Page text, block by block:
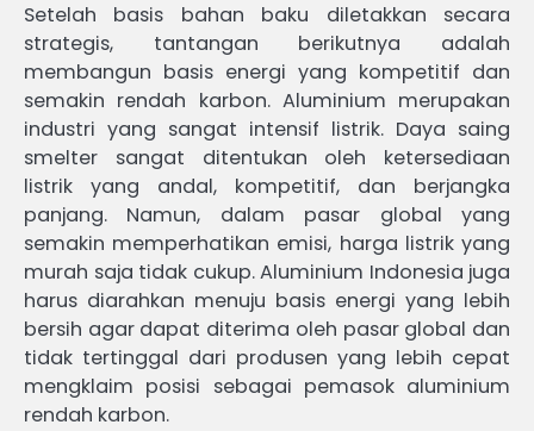
Setelah basis bahan baku diletakkan secara
strategis, tantangan berikutnya adalah
membangun basis energi yang kompetitif dan
semakin rendah karbon. Aluminium merupakan
industri yang sangat intensif listrik. Daya saing
smelter sangat ditentukan oleh ketersediaan
listrik yang andal, kompetitif, dan berjangka
panjang. Namun, dalam pasar global yang
semakin memperhatikan emisi, harga listrik yang
murah saja tidak cukup. Aluminium Indonesia juga
harus diarahkan menuju basis energi yang lebih
bersih agar dapat diterima oleh pasar global dan
tidak tertinggal dari produsen yang lebih cepat
mengklaim posisi sebagai pemasok aluminium
rendah karbon.